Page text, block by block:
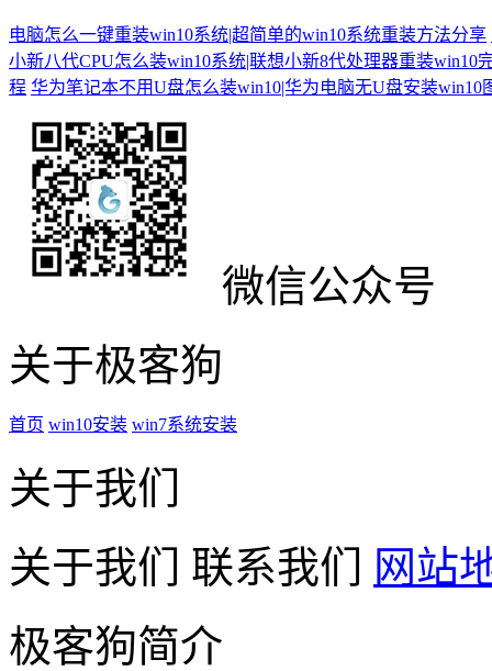
电脑怎么一键重装win10系统|超简单的win10系统重装方法分享
小新八代CPU怎么装win10系统|联想小新8代处理器重装win10
程 华为笔记本不用U盘怎么装win10|华为电脑无U盘安装win10
微信公众号
关于极客狗
首页 win10安装 win7系统安装
关于我们
关于我们
联系我们
网站
极客狗简介